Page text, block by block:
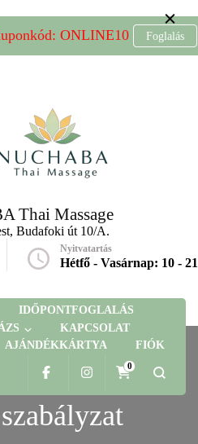
ONLINE10
Foglalás
Thai Massage
Budafoki út 10/A.
Nyitvatartás
Hétfő - Vasárnap: 10 - 21
IDŐPONTFOGLALÁS
KAPCSOLAT
AJÁNDÉKKÁRTYA FIÓK
0